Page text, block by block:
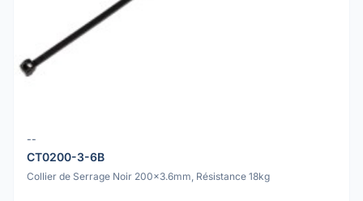
--
CT0200-3-6B
Collier de Serrage Noir 200x3.6mm, Résistance 18kg